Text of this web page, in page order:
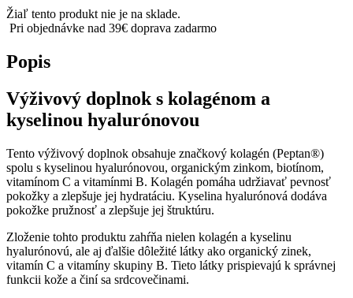
Žiaľ tento produkt nie je na sklade.
Pri objednávke nad 39€ doprava zadarmo
Popis
Výživový doplnok s kolagénom a
kyselinou hyalurónovou
Tento výživový doplnok obsahuje značkový kolagén (Peptan®)
spolu s kyselinou hyalurónovou, organickým zinkom, biotínom,
vitamínom C a vitamínmi B. Kolagén pomáha udržiavať pevnosť
pokožky a zlepšuje jej hydratáciu. Kyselina hyalurónová dodáva
pokožke pružnosť a zlepšuje jej štruktúru.
Zloženie tohto produktu zahŕňa nielen kolagén a kyselinu
hyalurónovú, ale aj ďalšie dôležité látky ako organický zinek,
vitamín C a vitamíny skupiny B. Tieto látky prispievajú k správnej
funkcii kože a činí sa srdcovečinami.